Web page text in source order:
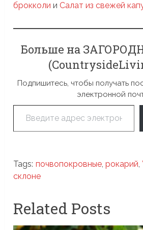
брокколи и Салат из свежей
Больше на
Подпишитесь, чтобы получать
электронной
Введите адрес электронной почты…
Tags: почвопокровные,рокарий,
склоне
Related Posts